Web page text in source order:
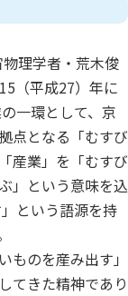
理学者・荒木俊
（平成27）年に
一環として、京
点となる「むすび
産業」を「むすび
」という意味を込
という語源を持
ものを産み出す」
てきた精神であり